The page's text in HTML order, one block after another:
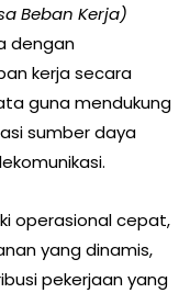
Beban Kerja)
dengan
kerja secara
guna mendukung
sumber daya
operasional cepat,
yang dinamis,
pekerjaan yang